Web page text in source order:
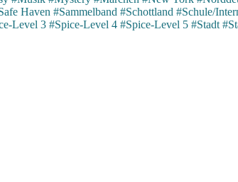
Haven #Sammelband #Schottland #Schule/
Level 3 #Spice-Level 4 #Spice-Level 5 #Stadt